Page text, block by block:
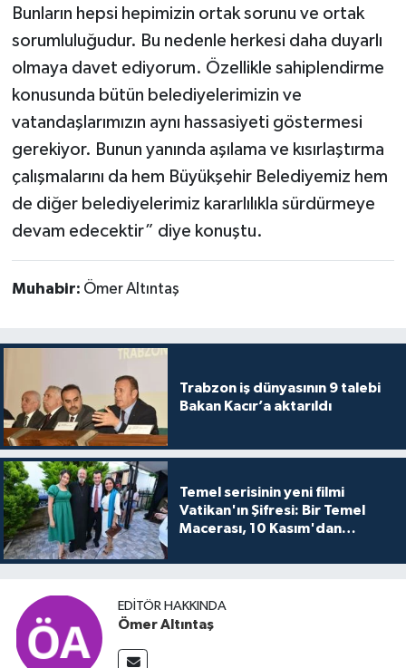
Bunların hepsi hepimizin ortak sorunu ve ortak
sorumluluğudur. Bu nedenle herkesi daha duyarlı
olmaya davet ediyorum. Özellikle sahiplendirme
konusunda bütün belediyelerimizin ve
vatandaşlarımızın aynı hassasiyeti göstermesi
gerekiyor. Bunun yanında aşılama ve kısırlaştırma
çalışmalarını da hem Büyükşehir Belediyemiz hem
de diğer belediyelerimiz kararlılıkla sürdürmeye
devam edecektir” diye konuştu.
Muhabir: Ömer Altıntaş
Trabzon iş dünyasının 9 talebi
Bakan Kacır’a aktarıldı
Temel serisinin yeni filmi
Vatikan'ın Şifresi: Bir Temel
Macerası, 10 Kasım'dan
buluşuyo
EDITÖR HAKKINDA
Ömer Altıntaş